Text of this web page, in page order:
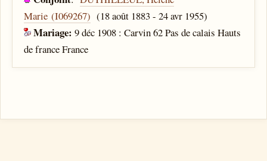
Marie (I069267) (18 août 1883 - 24 avr 1955)
Mariage:9 déc 1908 : Carvin 62 Pas de calais Hauts
de france France